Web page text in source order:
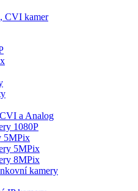
CVI kamer
a Analog
1080P
5MPix
5MPix
8MPix
kamery